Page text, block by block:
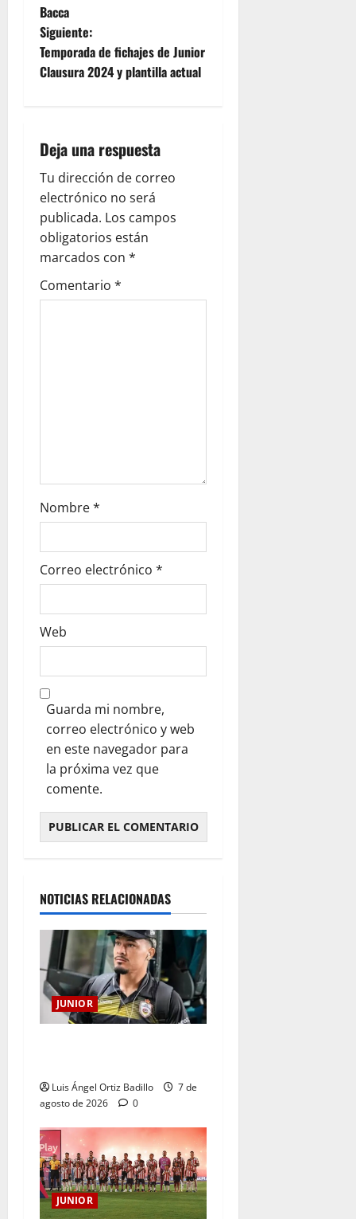
Bacca
Siguiente:
Temporada de fichajes de Junior
Clausura 2024 y plantilla actual
Deja una respuesta
Tu dirección de correo
electrónico no será
publicada. Los campos
obligatorios están
marcados con *
Comentario *
Nombre*
Correo electrónico *
Web
Guarda mi nombre,
correo electrónico y web
en este navegador para
la próxima vez que
comente.
NOTICIAS RELACIONADAS
JUNIOR
Luis Ángel Ortiz Badillo
7 de
agosto de 2026
0
JUNIOR